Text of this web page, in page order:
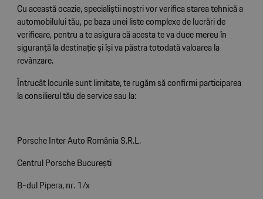
Cu această ocazie, specialiștii noștri vor verifica starea tehnică a
automobilului tău, pe baza unei liste complexe de lucrări de
verificare, pentru a te asigura că acesta te va duce mereu în
siguranță la destinație și își va păstra totodată valoarea la
revânzare.
Întrucât locurile sunt limitate, te rugăm să confirmi participarea
la consilierul tău de service sau la:
Porsche Inter Auto România S.R.L.
Centrul Porsche București
B-dul Pipera, nr. 1/x